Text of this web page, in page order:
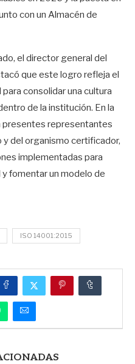
con un Almacén de
el director general del
que este logro refleja el
consolidar una cultura
de la institución. En la
presentes representantes
del organismo certificador,
implementadas para
fomentar un modelo de
ISO 14001:2015